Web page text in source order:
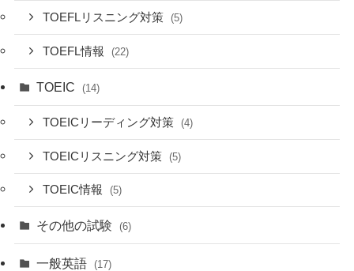
TOEFLリスニング対策 (5)
TOEFL情報 (22)
TOEIC (14)
TOEICリーディング対策 (4)
TOEICリスニング対策 (5)
TOEIC情報 (5)
その他の試験 (6)
一般英語 (17)